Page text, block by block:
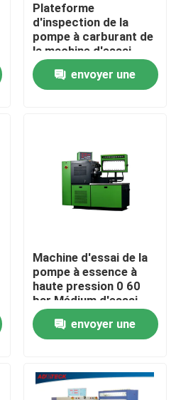
de rail
Plateforme
d'inspection de la
pompe à carburant de
la machine d'essai
automatique avec
mode de contrôle
manuel
envoyer une
Machine d'essai de la
pompe à essence à
haute pression 0 60
bar Médium d'essai
Prêt
envoyer une